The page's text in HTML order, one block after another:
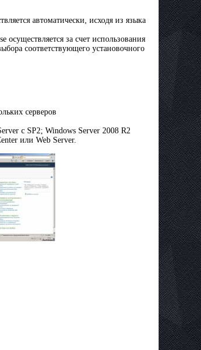
автоматически, исходя из языка
за счет использования
соответствующего установочного
серверов
с SP2; Windows Server 2008 R2
или Web Server.